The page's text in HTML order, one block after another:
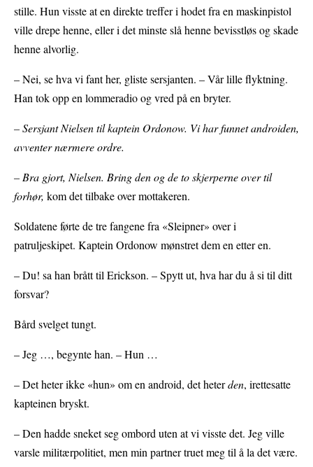
stille. Hun visste at en direkte treffer i hodet fra en maskinpistol
ville drepe henne, eller i det minste slå henne bevisstløs og skade
henne alvorlig.
– Nei, se hva vi fant her, gliste sersjanten. – Vår lille flyktning.
Han tok opp en lommeradio og vred på en bryter.
– Sersjant Nielsen til kaptein Ordonow. Vi har funnet androiden,
avventer nærmere ordre.
– Bra gjort, Nielsen. Bring den og de to skjerperne over til
forhør, kom det tilbake over mottakeren.
Soldatene førte de tre fangene fra «Sleipner» over i
patruljeskipet. Kaptein Ordonow mønstret dem en etter en.
– Du! sa han brått til Erickson. – Spytt ut, hva har du å si til ditt
forsvar?
Bård svelget tungt.
– Jeg …, begynte han. – Hun …
– Det heter ikke «hun» om en android, det heterden, irettesatte
kapteinen bryskt.
– Den hadde sneket seg ombord uten at vi visste det. Jeg ville
varsle militærpolitiet, men min partner truet meg til å la det være.